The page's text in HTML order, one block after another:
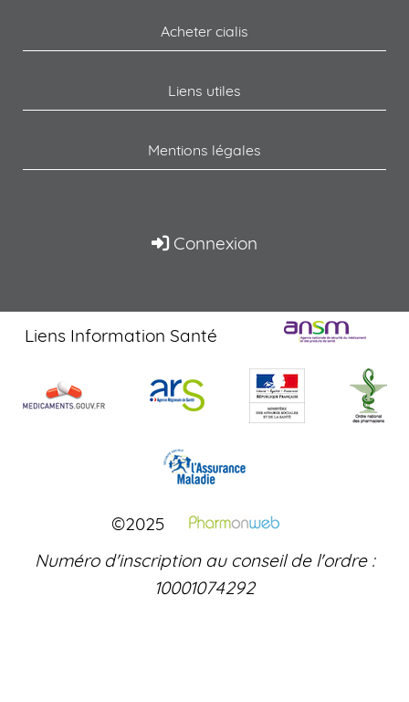
Acheter cialis
Liens utiles
Mentions légales
Connexion
Liens Information Santé
©2025
Numéro d'inscription au conseil de l'ordre :
10001074292